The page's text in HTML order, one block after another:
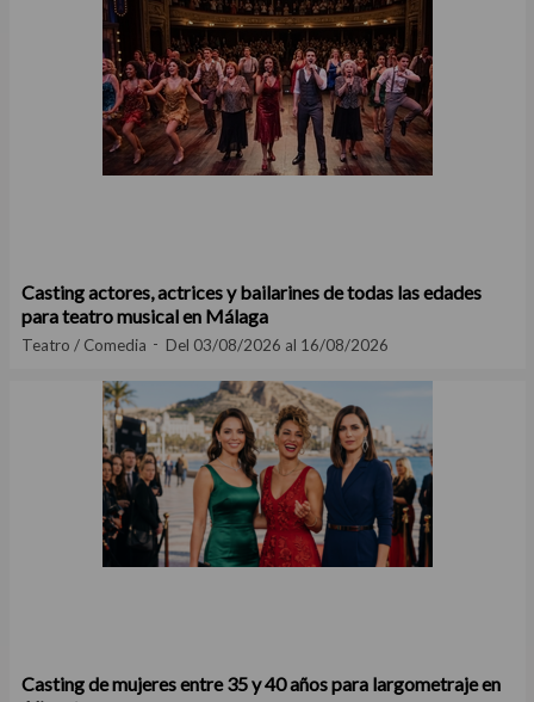
Casting actores, actrices y bailarines de todas las edades
para teatro musical en Málaga
Teatro / Comedia Del 03/08/2026 al 16/08/2026
Casting de mujeres entre 35 y 40 años para largometraje en